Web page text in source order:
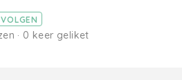
VOLGEN
· 0 keer geliket